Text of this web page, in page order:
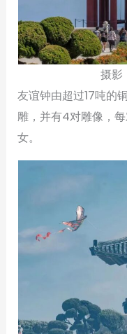
摄影
友谊钟由超过17吨的
雕，并有4对雕像，
女。